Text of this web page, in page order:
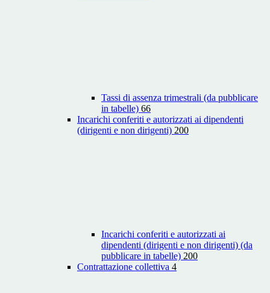
Tassi di assenza trimestrali (da pubblicare
in tabelle) 66
Incarichi conferiti e autorizzati ai dipendenti
(dirigenti e non dirigenti) 200
Incarichi conferiti e autorizzati ai
dipendenti (dirigenti e non dirigenti) (da
pubblicare in tabelle) 200
Contrattazione collettiva 4